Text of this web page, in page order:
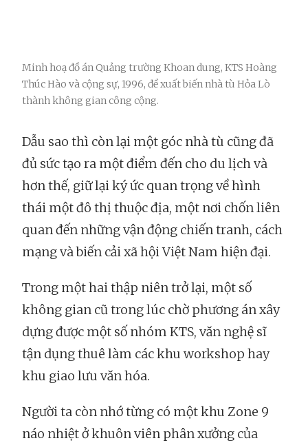
Minh hoạ đồ án Quảng trường Khoan dung, KTS Hoàng
Thúc Hào và cộng sự, 1996, đề xuất biến nhà tù Hỏa Lò
thành không gian công cộng.
Dẫu sao thì còn lại một góc nhà tù cũng đã
đủ sức tạo ra một điểm đến cho du lịch và
hơn thế, giữ lại ký ức quan trọng về hình
thái một đô thị thuộc địa, một nơi chốn liên
quan đến những vận động chiến tranh, cách
mạng và biến cải xã hội Việt Nam hiện đại.
Trong một hai thập niên trở lại, một số
không gian cũ trong lúc chờ phương án xây
dựng được một số nhóm KTS, văn nghệ sĩ
tận dụng thuê làm các khu workshop hay
khu giao lưu văn hóa.
Người ta còn nhớ từng có một khu Zone 9
náo nhiệt ở khuôn viên phân xưởng của